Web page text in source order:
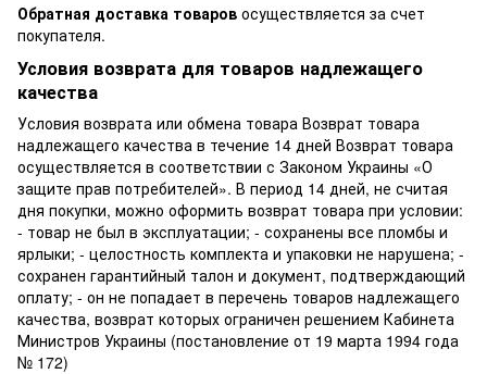
Обратная доставка товаров осуществляется за счет
покупателя.
Условия возврата для товаров надлежащего
качества
Условия возврата или обмена товара Возврат товара
надлежащего качества в течение 14 дней Возврат товара
осуществляется в соответствии с Законом Украины «О
защите прав потребителей». В период 14 дней, не считая
дня покупки, можно оформить возврат товара при условии:
- товар не был в эксплуатации; - сохранены все пломбы и
ярлыки; - целостность комплекта и упаковки не нарушена; -
сохранен гарантийный талон и документ, подтверждающий
оплату; - он не попадает в перечень товаров надлежащего
качества, возврат которых ограничен решением Кабинета
Министров Украины (постановление от 19 марта 1994 года
№ 172)